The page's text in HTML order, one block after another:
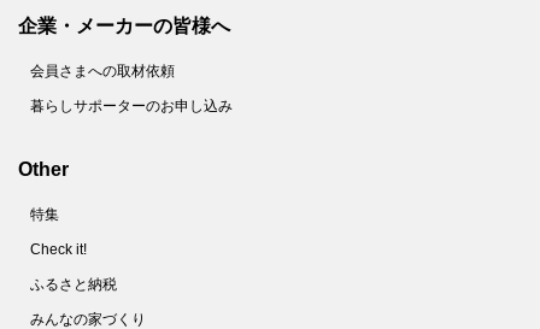
企業・メーカーの皆様へ
会員さまへの取材依頼
暮らしサポーターのお申し込み
Other
特集
Check it!
ふるさと納税
みんなの家づくり